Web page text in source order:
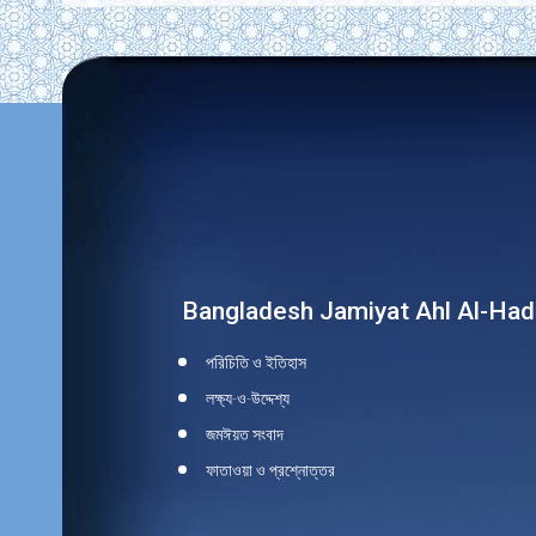
Bangladesh Jamiyat Ahl Al-
পরিচিতি ও ইতিহাস
লক্ষ্য-ও-উদ্দেশ্য
জমঈয়ত সংবাদ
ফাতাওয়া ও প্রশ্নোত্তর